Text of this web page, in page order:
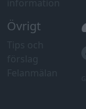
Övrigt